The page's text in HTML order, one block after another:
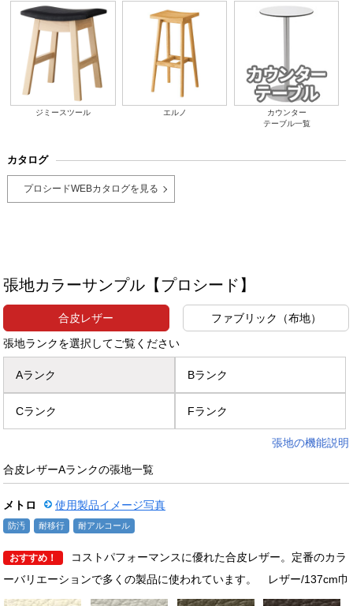
ジミースツール エルノ
カウンター
テーブル一覧
カタログ
プロシードWEBカタログを見る